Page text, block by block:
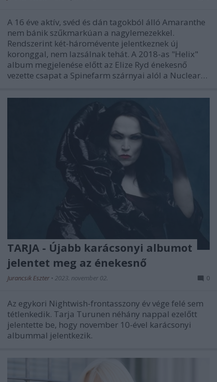
A 16 éve aktív, svéd és dán tagokból álló Amaranthe
nem bánik szűkmarkúan a nagylemezekkel.
Rendszerint két-háromévente jelentkeznek új
koronggal, nem lazsálnak tehát. A 2018-as "Helix"
album megjelenése előtt az Elize Ryd énekesnő
vezette csapat a Spinefarm szárnyai alól a Nuclear…
TARJA - Újabb karácsonyi albumot
jelentet meg az énekesnő
Jurancsik Eszter • 2023. november 02. 0
Az egykori Nightwish-frontasszony év vége felé sem
tétlenkedik. Tarja Turunen néhány nappal ezelőtt
jelentette be, hogy november 10-ével karácsonyi
albummal jelentkezik.